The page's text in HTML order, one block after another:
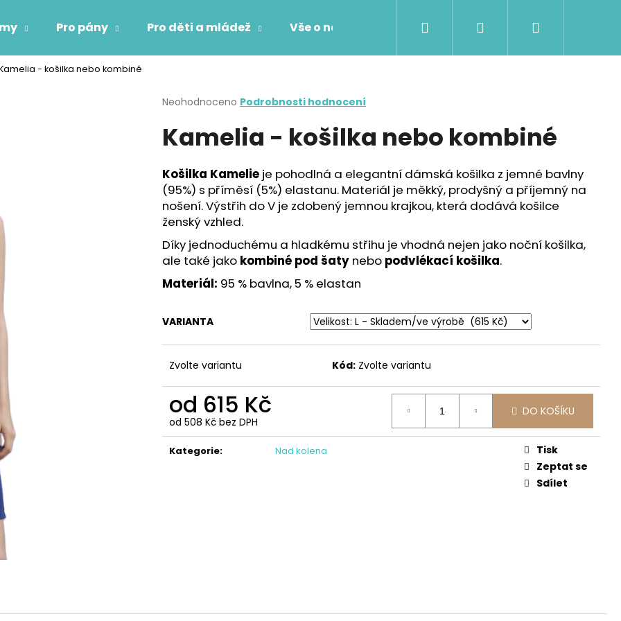
Pro pány Pro děti a mládež Vše o nákupu Kontakty Přihlášení
- košilka nebo kombiné
Průměrné
produktu
je
z
5
hvězdiček.
Neohodnoceno Podrobnosti hodnocení
Kamelia - košilka nebo kombiné
Košilka Kamelie je pohodlná a elegantní dámská košilka z jemné bavlny
(95%) s příměsí (5%) elastanu. Materiál je měkký, prodyšný a příjemný na
nošení. Výstřih do V je zdobený jemnou krajkou, která dodává košilce
ženský vzhled.
Díky jednoduchému a hladkému střihu je vhodná nejen jako noční košilka,
ale také jako kombiné pod šaty nebo podvlékací košilka.
Materiál: 95 % bavlna, 5 % elastan
VARIANTA
Zvolte variantu Kód: Zvolte variantu
od 615 Kč
od 508 Kč bez DPH
Měrná
cena:
DO KOŠÍKU
Kategorie: Nad kolena
Tisk
Zeptat se
Sdílet
Co potřebujete najít?
HLEDAT
IZABEL - KVĚTINOVÁ LÁTKA V ZELENÉM
TÓNU
ŠATY LEONA DELUXE -KVĚTY